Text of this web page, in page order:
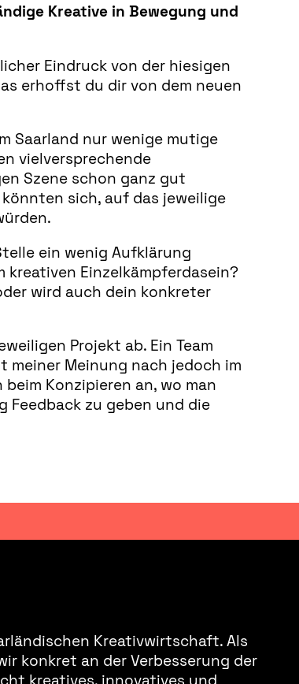
Kreative in Bewegung und
Eindruck von der hiesigen
erhoffst du dir von dem neuen
Saarland nur wenige mutige
vielversprechende
Szene schon ganz gut
sich, auf das jeweilige
ein wenig Aufklärung
Einzelkämpferdasein?
wird auch dein konkreter
Projekt ab. Ein Team
meiner Meinung nach jedoch im
Konzipieren an, wo man
Feedback zu geben und die
Kreativwirtschaft. Als
konkret an der Verbesserung der